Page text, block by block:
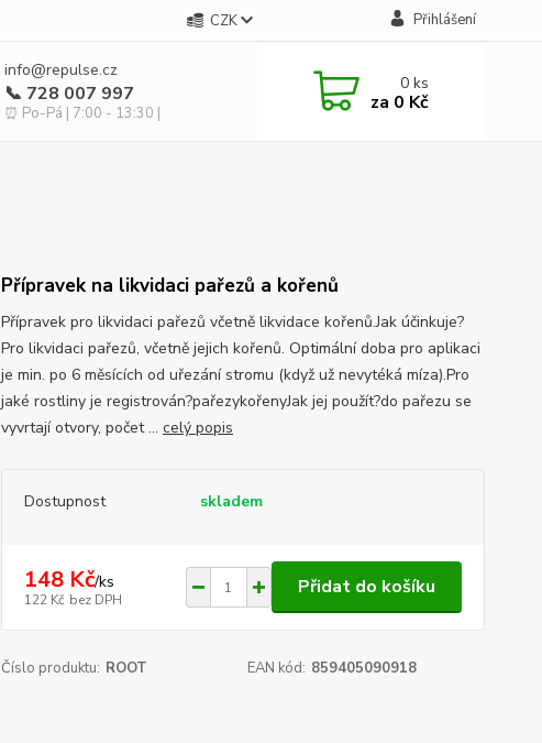
CZK Přihlášení
info@repulse.cz
📞 728 007 997
⏰ Po-Pá | 7:00 - 13:30 |
0ks
za 0 Kč
Přípravek na likvidaci pařezů a kořenů
Přípravek pro likvidaci pařezů včetně likvidace kořenů.Jak účinkuje?
Pro likvidaci pařezů, včetně jejich kořenů. Optimální doba pro aplikaci
je min. po 6 měsících od uřezání stromu (když už nevytéká míza).Pro
jaké rostliny je registrován?pařezykořenyJak jej použít?do pařezu se
vyvrtají otvory, počet ... celý popis
Dostupnost skladem
148 Kč/ks
122 Kč bez DPH
Přidat do košíku
Číslo produktu: ROOT EAN kód: 859405090918